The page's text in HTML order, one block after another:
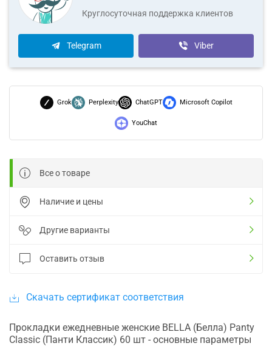
Круглосуточная поддержка клиентов
Telegram Viber
Grok Perplexity ChatGPT Microsoft Copilot
YouChat
Все о товаре
Наличие и цены
Другие варианты
Оставить отзыв
Скачать сертификат соответствия
Прокладки ежедневные женские BELLA (Белла) Panty
Classic (Панти Классик) 60 шт - основные параметры